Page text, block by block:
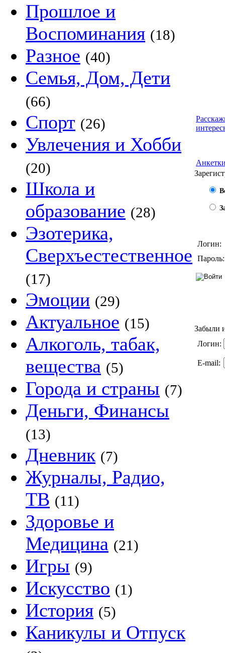
Прошлое и
Воспоминания (18)
Разное (40)
Семья, Дом, Дети
(66)
Спорт (26)
Увлечения и Хобби
(20)
Школа и
образование (28)
Эзотерика,
Сверхъестественное
(17)
Эмоции (29)
Актуальное (15)
Алкоголь, табак,
вещества (5)
Города и страны (7)
Деньги, Финансы
(13)
Дневник (7)
Журналы, Радио,
ТВ (11)
Здоровье и
Медицина (21)
Игры (9)
Искусство (1)
История (5)
Каникулы и Отпуск
Логин:
Пароль:
Забыли
Логин:
E-mail: